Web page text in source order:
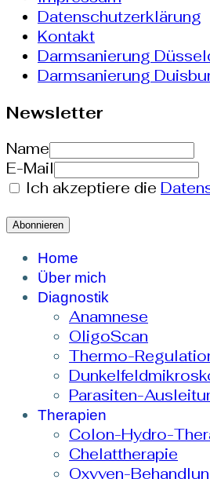
Datenschutzerklärung
Kontakt
Darmsanierung
Darmsanierung
Newsletter
Name
E-Mail
Ich akzeptiere die
Home
Über mich
Diagnostik
Anamnese
OligoScan
Thermo-
Parasiten-
Therapien
Colon-Hydro-
Chelattherapie
Oxyven-